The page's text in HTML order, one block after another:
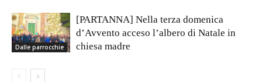
Dalle parrocchie
[PARTANNA] Nella terza domenica
d’Avvento acceso l’albero di Natale in
chiesa madre